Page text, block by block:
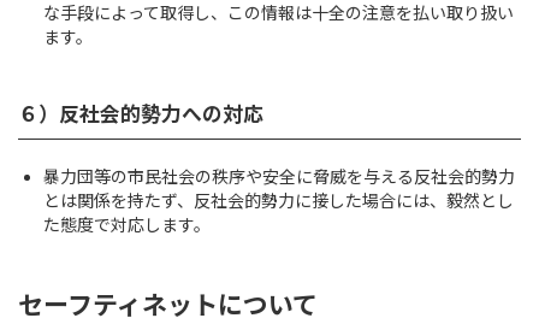
な手段によって取得し、この情報は十全の注意を払い取り扱い
ます。
６）反社会的勢力への対応
暴力団等の市民社会の秩序や安全に脅威を与える反社会的勢力
とは関係を持たず、反社会的勢力に接した場合には、毅然とし
た態度で対応します。
セーフティネットについて